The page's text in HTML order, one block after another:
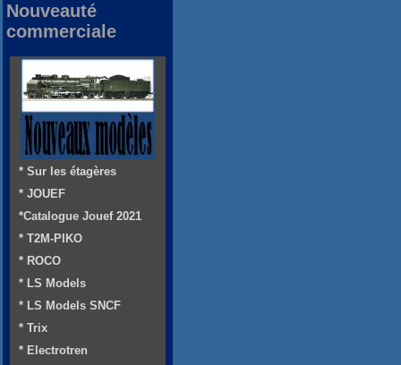
Nouveauté
commerciale
* Sur les étagères
* JOUEF
*Catalogue Jouef 2021
* T2M-PIKO
* ROCO
* LS Models
* LS Models SNCF
* Trix
* Electrotren